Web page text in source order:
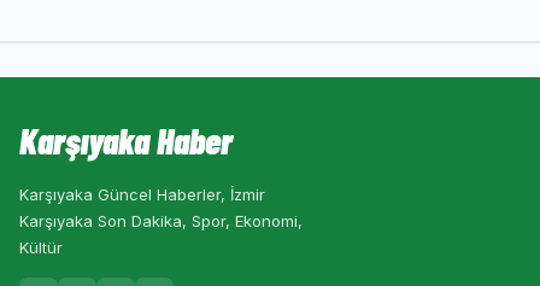
Karşıyaka Haber
Karşıyaka Güncel Haberler, İzmir
Karşıyaka Son Dakika, Spor, Ekonomi,
Kültür